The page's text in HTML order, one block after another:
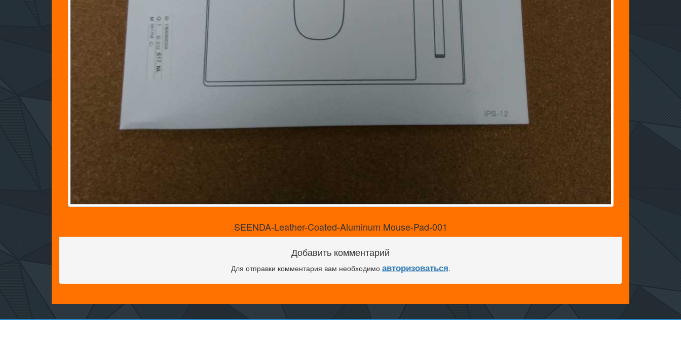
SEENDA-Leather-Coated-Aluminum Mouse-Pad-001
Добавить комментарий
Для отправки комментария вам необходимо авторизоваться.